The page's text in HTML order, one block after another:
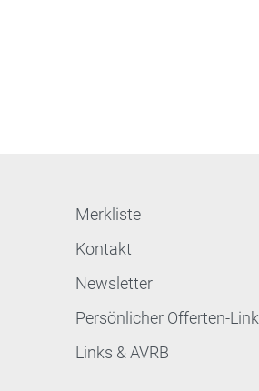
Merkliste
Kontakt
Newsletter
Persönlicher Offerten-Link
Links & AVRB